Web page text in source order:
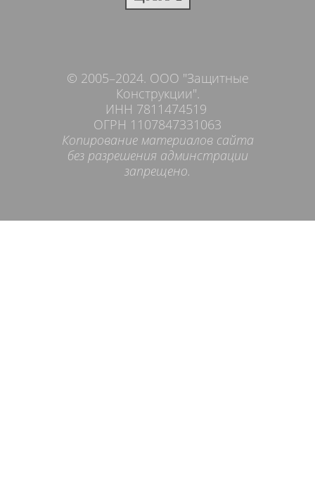
© 2005–2024. ООО "Защитные
Конструкции".
ИНН 7811474519
ОГРН 1107847331063
Копирование материалов сайта
без разрешения админстрации
запрещено.